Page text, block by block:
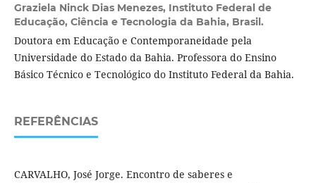
Graziela Ninck Dias Menezes, Instituto Federal de
Educação, Ciência e Tecnologia da Bahia, Brasil.
Doutora em Educação e Contemporaneidade pela
Universidade do Estado da Bahia. Professora do Ensino
Básico Técnico e Tecnológico do Instituto Federal da Bahia.
REFERÊNCIAS
CARVALHO, José Jorge. Encontro de saberes e